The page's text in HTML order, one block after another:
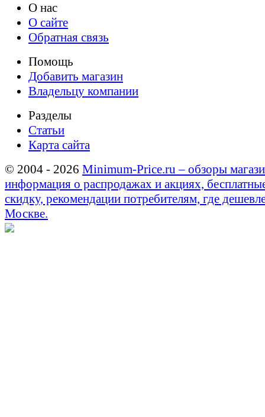
О нас
О сайте
Обратная связь
Помощь
Добавить магазин
Владельцу компании
Разделы
Статьи
Карта сайта
© 2004 - 2026 Minimum-Price.ru – обзоры
информация о распродажах и акциях,
скидку, рекомендации потребителям, где
Москве.